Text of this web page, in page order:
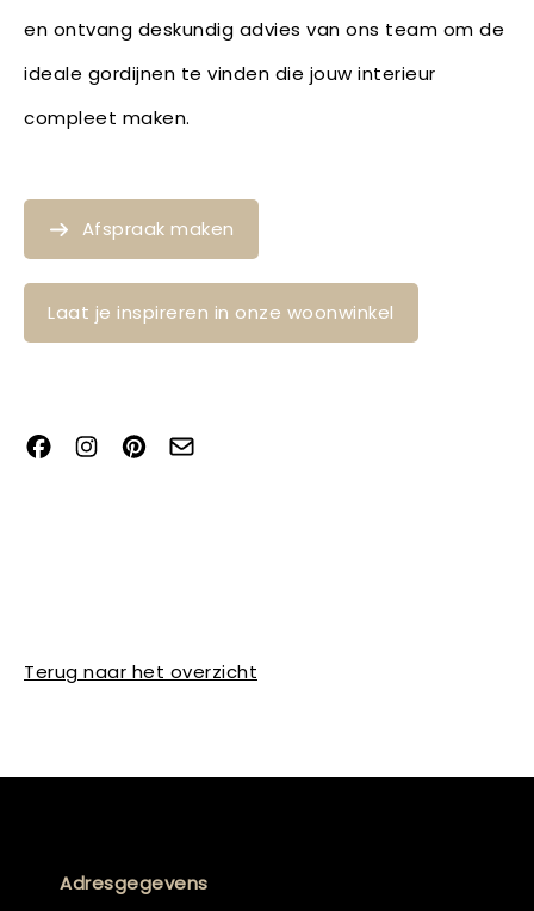
en ontvang deskundig advies van ons team om de
ideale gordijnen te vinden die jouw interieur
compleet maken.
Afspraak maken
Laat je inspireren in onze woonwinkel
Terug naar het overzicht
Adresgegevens